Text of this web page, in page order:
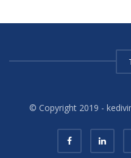
© Copyright 2019 -